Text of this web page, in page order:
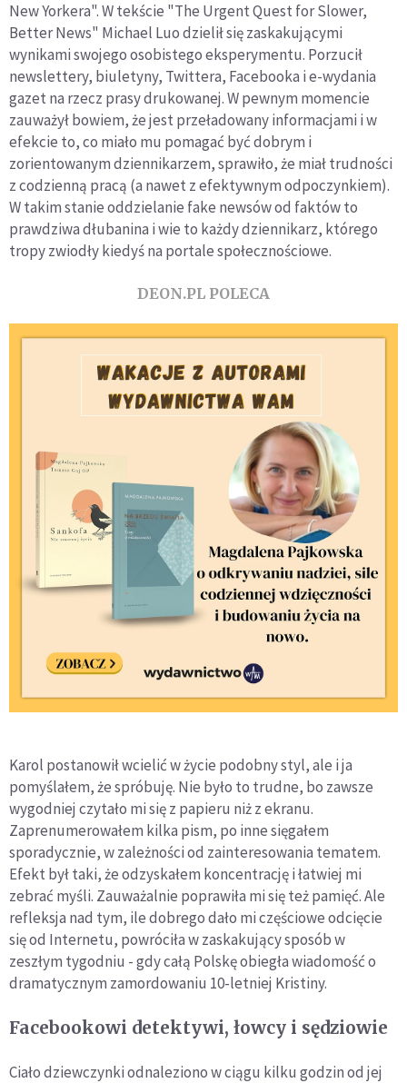
New Yorkera". W tekście "The Urgent Quest for Slower,
Better News" Michael Luo dzielił się zaskakującymi
wynikami swojego osobistego eksperymentu. Porzucił
newslettery, biuletyny, Twittera, Facebooka i e-wydania
gazet na rzecz prasy drukowanej. W pewnym momencie
zauważył bowiem, że jest przeładowany informacjami i w
efekcie to, co miało mu pomagać być dobrym i
zorientowanym dziennikarzem, sprawiło, że miał trudności
z codzienną pracą (a nawet z efektywnym odpoczynkiem).
W takim stanie oddzielanie fake newsów od faktów to
prawdziwa dłubanina i wie to każdy dziennikarz, którego
tropy zwiodły kiedyś na portale społecznościowe.
DEON.PL POLECA
Karol postanowił wcielić w życie podobny styl, ale i ja
pomyślałem, że spróbuję. Nie było to trudne, bo zawsze
wygodniej czytało mi się z papieru niż z ekranu.
Zaprenumerowałem kilka pism, po inne sięgałem
sporadycznie, w zależności od zainteresowania tematem.
Efekt był taki, że odzyskałem koncentrację i łatwiej mi
zebrać myśli. Zauważalnie poprawiła mi się też pamięć. Ale
refleksja nad tym, ile dobrego dało mi częściowe odcięcie
się od Internetu, powróciła w zaskakujący sposób w
zeszłym tygodniu - gdy całą Polskę obiegła wiadomość o
dramatycznym zamordowaniu 10-letniej Kristiny.
Facebookowi detektywi, łowcy i sędziowie
Ciało dziewczynki odnaleziono w ciągu kilku godzin od jej